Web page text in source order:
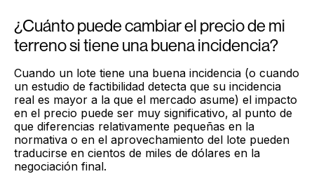
¿Cuánto puede cambiar el precio de mi
terreno si tiene una buena incidencia?
Cuando un lote tiene una buena incidencia (o cuando
un estudio de factibilidad detecta que su incidencia
real es mayor a la que el mercado asume) el impacto
en el precio puede ser muy significativo, al punto de
que diferencias relativamente pequeñas en la
normativa o en el aprovechamiento del lote pueden
traducirse en cientos de miles de dólares en la
negociación final.